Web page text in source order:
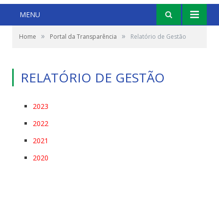
MENU
Home » Portal da Transparência » Relatório de Gestão
RELATÓRIO DE GESTÃO
2023
2022
2021
2020